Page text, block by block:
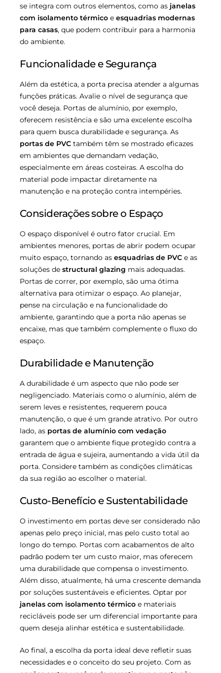
se integra com outros elementos, como as janelas
com isolamento térmico e esquadrias modernas
para casas, que podem contribuir para a harmonia
do ambiente.
Funcionalidade e Segurança
Além da estética, a porta precisa atender a algumas
funções práticas. Avalie o nível de segurança que
você deseja. Portas de alumínio, por exemplo,
oferecem resistência e são uma excelente escolha
para quem busca durabilidade e segurança. As
portas de PVC também têm se mostrado eficazes
em ambientes que demandam vedação,
especialmente em áreas costeiras. A escolha do
material pode impactar diretamente na
manutenção e na proteção contra intempéries.
Considerações sobre o Espaço
O espaço disponível é outro fator crucial. Em
ambientes menores, portas de abrir podem ocupar
muito espaço, tornando as esquadrias de PVC e as
soluções de structural glazing mais adequadas.
Portas de correr, por exemplo, são uma ótima
alternativa para otimizar o espaço. Ao planejar,
pense na circulação e na funcionalidade do
ambiente, garantindo que a porta não apenas se
encaixe, mas que também complemente o fluxo do
espaço.
Durabilidade e Manutenção
A durabilidade é um aspecto que não pode ser
negligenciado. Materiais como o alumínio, além de
serem leves e resistentes, requerem pouca
manutenção, o que é um grande atrativo. Por outro
lado, as portas de alumínio com vedação
garantem que o ambiente fique protegido contra a
entrada de água e sujeira, aumentando a vida útil da
porta. Considere também as condições climáticas
da sua região ao escolher o material.
Custo-Benefício e Sustentabilidade
O investimento em portas deve ser considerado não
apenas pelo preço inicial, mas pelo custo total ao
longo do tempo. Portas com acabamentos de alto
padrão podem ter um custo maior, mas oferecem
uma durabilidade que compensa o investimento.
Além disso, atualmente, há uma crescente demanda
por soluções sustentáveis e eficientes. Optar por
janelas com isolamento térmico e materiais
recicláveis pode ser um diferencial importante para
quem deseja alinhar estética e sustentabilidade.
Ao final, a escolha da porta ideal deve refletir suas
necessidades e o conceito do seu projeto. Com as